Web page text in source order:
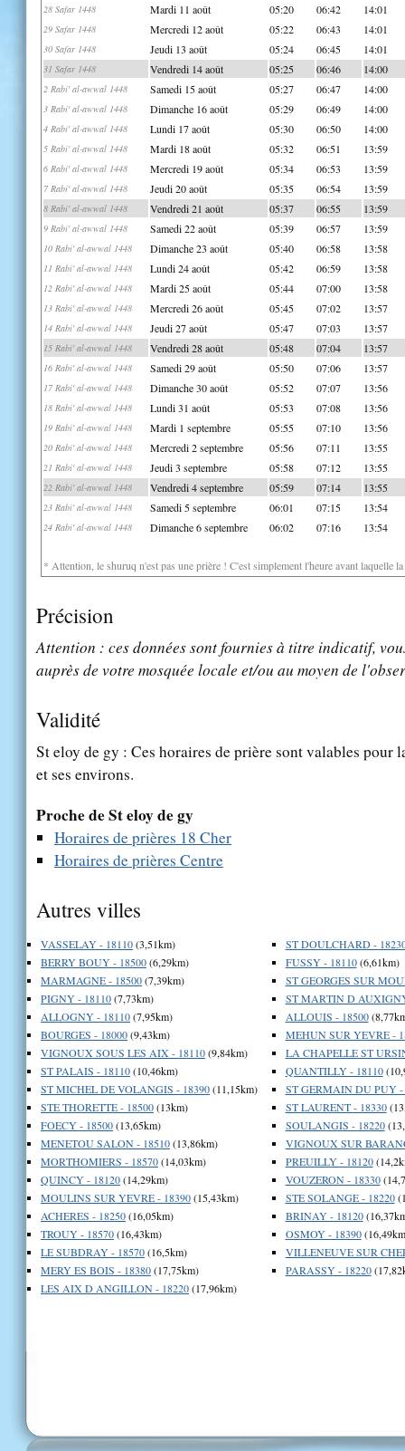
28 Safar 1448 Mardi 11 août 05:20 06:42 14:01
29 Safar 1448 Mercredi 12 août 05:22 06:43 14:01
30 Safar 1448 Jeudi 13 août 05:24 06:45 14:01
31 Safar 1448 Vendredi 14 août 05:25 06:46 14:00
2 Rabi' al-awwal 1448 Samedi 15 août 05:27 06:47 14:00
3 Rabi' al-awwal 1448 Dimanche 16 août 05:29 06:49 14:00
4 Rabi' al-awwal 1448 Lundi 17 août 05:30 06:50 14:00
5 Rabi' al-awwal 1448 Mardi 18 août 05:32 06:51 13:59
6 Rabi' al-awwal 1448 Mercredi 19 août 05:34 06:53 13:59
7 Rabi' al-awwal 1448 Jeudi 20 août 05:35 06:54 13:59
8 Rabi' al-awwal 1448 Vendredi 21 août 05:37 06:55 13:59
9 Rabi' al-awwal 1448 Samedi 22 août 05:39 06:57 13:59
10 Rabi' al-awwal 1448 Dimanche 23 août 05:40 06:58 13:58
11 Rabi' al-awwal 1448 Lundi 24 août 05:42 06:59 13:58
12 Rabi' al-awwal 1448 Mardi 25 août 05:44 07:00 13:58
13 Rabi' al-awwal 1448 Mercredi 26 août 05:45 07:02 13:57
14 Rabi' al-awwal 1448 Jeudi 27 août 05:47 07:03 13:57
15 Rabi' al-awwal 1448 Vendredi 28 août 05:48 07:04 13:57
16 Rabi' al-awwal 1448 Samedi 29 août 05:50 07:06 13:57
17 Rabi' al-awwal 1448 Dimanche 30 août 05:52 07:07 13:56
18 Rabi' al-awwal 1448 Lundi 31 août 05:53 07:08 13:56
19 Rabi' al-awwal 1448 Mardi 1 septembre 05:55 07:10 13:56
20 Rabi' al-awwal 1448 Mercredi 2 septembre 05:56 07:11 13:55
21 Rabi' al-awwal 1448 Jeudi 3 septembre 05:58 07:12 13:55
22 Rabi' al-awwal 1448 Vendredi 4 septembre 05:59 07:14 13:55
23 Rabi' al-awwal 1448 Samedi 5 septembre 06:01 07:15 13:54
24 Rabi' al-awwal 1448 Dimanche 6 septembre 06:02 07:16 13:54
* Attention, le shuruq n'est pas une prière ! C'est simplement l'heure avant laquelle
Précision
Attention : ces données sont fournies à titre indicatif,
auprès de votre mosquée locale et/ou au moyen de
Validité
St eloy de gy : Ces horaires de prière sont valables pour
et ses environs.
Proche de St eloy de gy
Horaires de prières 18 Cher
Horaires de prières Centre
Autres villes
VASSELAY - 18110(3,51km)
BERRY BOUY - 18500(6,29km)
MARMAGNE - 18500(7,39km)
PIGNY - 18110(7,73km)
ALLOGNY - 18110(7,95km)
BOURGES - 18000(9,43km)
VIGNOUX SOUS LES AIX - 18110(9,84km)
ST PALAIS - 18110(10,46km)
ST MICHEL DE VOLANGIS - 18390(11,15km)
STE THORETTE - 18500(13km)
FOECY - 18500(13,65km)
MENETOU SALON - 18510(13,86km)
MORTHOMIERS - 18570(14,03km)
QUINCY - 18120(14,29km)
MOULINS SUR YEVRE - 18390(15,43km)
ACHERES - 18250(16,05km)
TROUY - 18570(16,43km)
LE SUBDRAY - 18570(16,5km)
MERY ES BOIS - 18380(17,75km)
LES AIX D ANGILLON - 18220(17,96km)
ST DOULCHARD -
FUSSY - 18110(6,61km)
ST GEORGES SUR
ST MARTIN D
ALLOUIS - 18500
MEHUN SUR YEVRE -
LA CHAPELLE ST
QUANTILLY - 18110
ST GERMAIN DU PUY -
ST LAURENT - 18330
SOULANGIS - 18220
VIGNOUX SUR
PREUILLY - 18120
VOUZERON - 18330
STE SOLANGE - 18220
BRINAY - 18120
OSMOY - 18390
VILLENEUVE SUR
PARASSY - 18220